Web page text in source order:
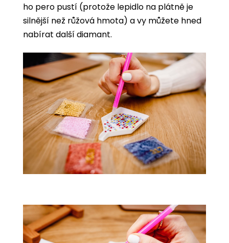
ho pero pustí (protože lepidlo na plátně je
silnější než růžová hmota) a vy můžete hned
nabírat další diamant.